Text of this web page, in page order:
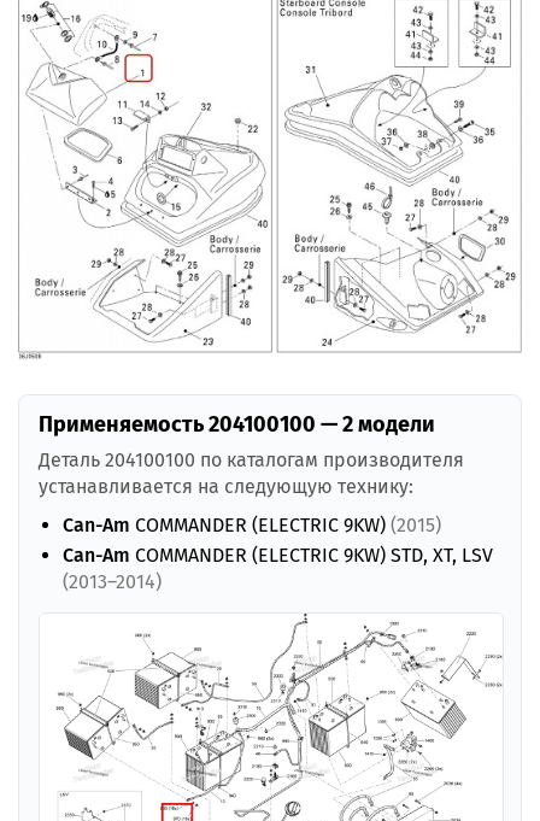
Применяемость 204100100 — 2 модели
Деталь 204100100 по каталогам производителя
устанавливается на следующую технику:
Can-Am COMMANDER (ELECTRIC 9KW) (2015)
Can-Am COMMANDER (ELECTRIC 9KW) STD, XT, LSV
(2013–2014)